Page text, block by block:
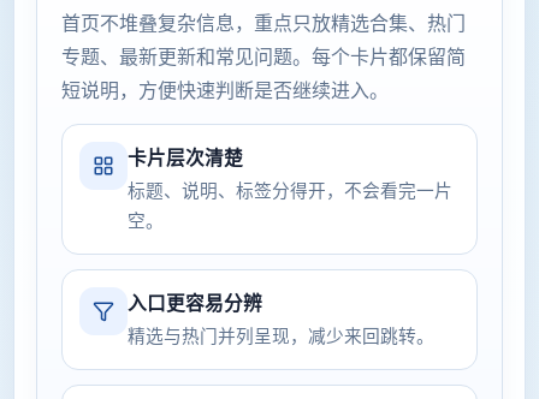
首页不堆叠复杂信息，重点只放精选合集、热门
专题、最新更新和常见问题。每个卡片都保留简
短说明，方便快速判断是否继续进入。
卡片层次清楚
标题、说明、标签分得开，不会看完一片
空。
入口更容易分辨
精选与热门并列呈现，减少来回跳转。